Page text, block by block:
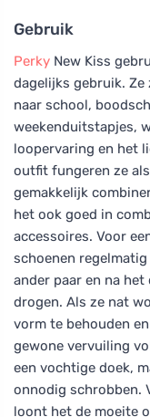
Gebruik
Perky New Kiss
dagelijks gebruik. Ze
naar school,
weekenduitstapjes,
loopervaring en het
outfit fungeren ze
gemakkelijk
het ook goed in
accessoires. Voor
schoenen
ander paar en na
drogen. Als ze nat
vorm te behouden
gewone vervuiling
een vochtige doek,
onnodig schrobben.
loont het de moeite